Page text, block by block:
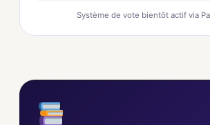
Système de vote bientôt actif via